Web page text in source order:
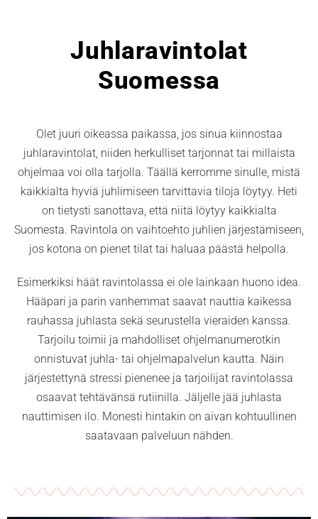
Juhlaravintolat
Suomessa
Olet juuri oikeassa paikassa, jos sinua kiinnostaa
juhlaravintolat, niiden herkulliset tarjonnat tai millaista
ohjelmaa voi olla tarjolla. Täällä kerromme sinulle, mistä
kaikkialta hyviä juhlimiseen tarvittavia tiloja löytyy. Heti
on tietysti sanottava, että niitä löytyy kaikkialta
Suomesta. Ravintola on vaihtoehto juhlien järjestämiseen,
jos kotona on pienet tilat tai haluaa päästä helpolla.
Esimerkiksi häät ravintolassa ei ole lainkaan huono idea.
Hääpari ja parin vanhemmat saavat nauttia kaikessa
rauhassa juhlasta sekä seurustella vieraiden kanssa.
Tarjoilu toimii ja mahdolliset ohjelmanumerotkin
onnistuvat juhla- tai ohjelmapalvelun kautta. Näin
järjestettynä stressi pienenee ja tarjoilijat ravintolassa
osaavat tehtävänsä rutiinilla. Jäljelle jää juhlasta
nauttimisen ilo. Monesti hintakin on aivan kohtuullinen
saatavaan palveluun nähden.